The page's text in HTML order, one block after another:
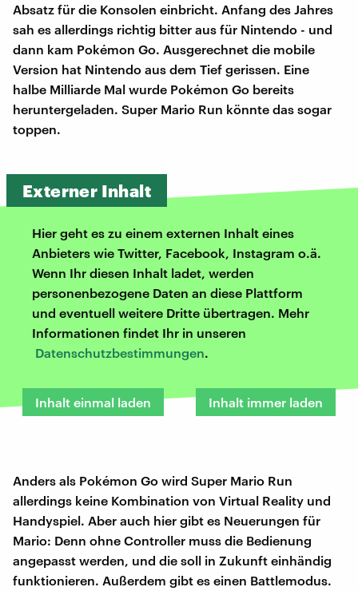
Absatz für die Konsolen einbricht. Anfang des Jahres
sah es allerdings richtig bitter aus für Nintendo - und
dann kam Pokémon Go. Ausgerechnet die mobile
Version hat Nintendo aus dem Tief gerissen. Eine
halbe Milliarde Mal wurde Pokémon Go bereits
heruntergeladen. Super Mario Run könnte das sogar
toppen.
Externer Inhalt
Hier geht es zu einem externen Inhalt eines
Anbieters wie Twitter, Facebook, Instagram o.ä.
Wenn Ihr diesen Inhalt ladet, werden
personenbezogene Daten an diese Plattform
und eventuell weitere Dritte übertragen. Mehr
Informationen findet Ihr in unseren
Datenschutzbestimmungen.
Inhalt einmal laden Inhalt immer laden
Anders als Pokémon Go wird Super Mario Run
allerdings keine Kombination von Virtual Reality und
Handyspiel. Aber auch hier gibt es Neuerungen für
Mario: Denn ohne Controller muss die Bedienung
angepasst werden, und die soll in Zukunft einhändig
funktionieren. Außerdem gibt es einen Battlemodus.